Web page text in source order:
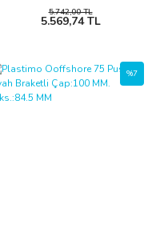
5.742,00 TL
5.569,74 TL
%7